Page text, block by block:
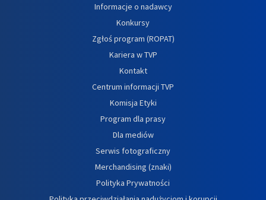
Informacje o nadawcy
Konkursy
Zgłoś program (ROPAT)
Kariera w TVP
Kontakt
Centrum informacji TVP
Komisja Etyki
Program dla prasy
Dla mediów
Serwis fotograficzny
Merchandising (znaki)
Polityka Prywatności